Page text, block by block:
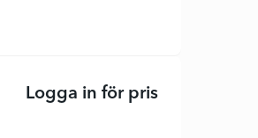
Logga in för pris